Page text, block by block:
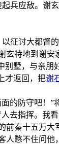
兵应敌。谢
征讨大都督
玄特地到谢安
别墅，与亲朋
才返回，把谢
的防守吧！”
去指挥。我
前秦十五万大
人憋不住问他